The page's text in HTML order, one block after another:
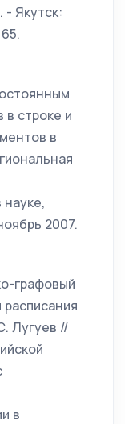
- Якутск:
строке и
в
2007.
графовый
Лугуев //
в